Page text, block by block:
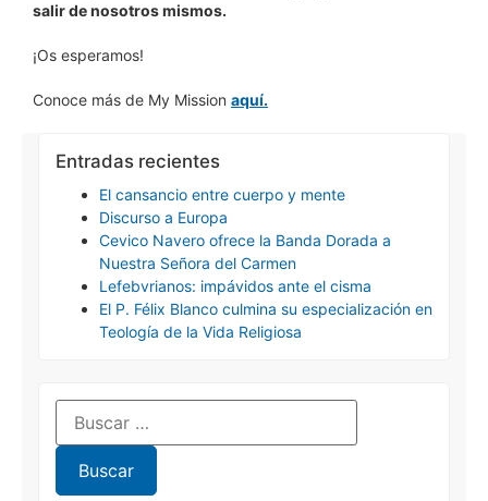
salir de nosotros mismos.
¡Os esperamos!
Conoce más de My Mission aquí.
Entradas recientes
El cansancio entre cuerpo y mente
Discurso a Europa
Cevico Navero ofrece la Banda Dorada a
Nuestra Señora del Carmen
Lefebvrianos: impávidos ante el cisma
El P. Félix Blanco culmina su especialización en
Teología de la Vida Religiosa